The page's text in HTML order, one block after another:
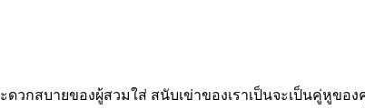
กสบายของผู้สวมใส่ สนับเข่าของเราเป็นจะเป็นคู่หูขอ